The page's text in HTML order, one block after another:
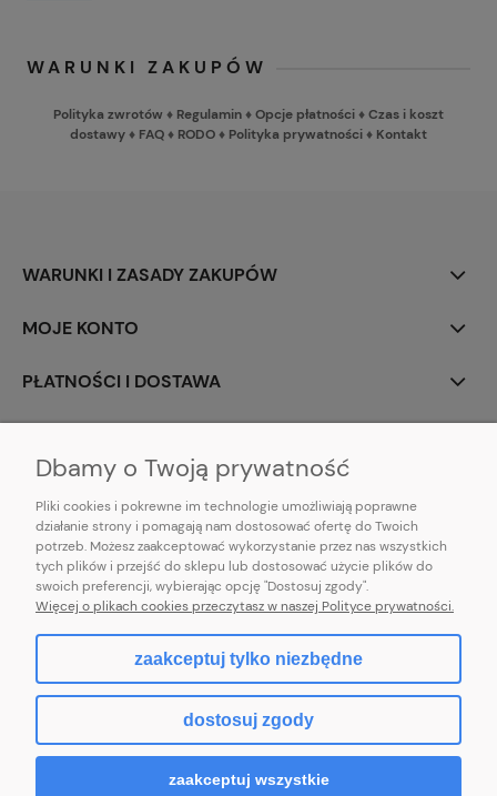
WARUNKI ZAKUPÓW
Polityka zwrotów ♦ Regulamin♦Opcje płatności♦Czas i koszt
dostawy♦ FAQ♦ RODO♦ Polityka prywatności♦ Kontakt
WARUNKI I ZASADY ZAKUPÓW
MOJE KONTO
PŁATNOŚCI I DOSTAWA
E-mail:pl101sukienek@gmail.com
101sukienek.pl
ul. Piotrkowska 317/11, Łódź 93-035, woj. łódzkie
pokaż pełną wersję strony
Sklep internetowy Shoper.pl
Dbamy o Twoją prywatność
Pliki cookies i pokrewne im technologie umożliwiają poprawne
działanie strony i pomagają nam dostosować ofertę do Twoich
potrzeb. Możesz zaakceptować wykorzystanie przez nas wszystkich
tych plików i przejść do sklepu lub dostosować użycie plików do
swoich preferencji, wybierając opcję "Dostosuj zgody".
Więcej o plikach cookies przeczytasz w naszej Polityce prywatności.
zaakceptuj tylko niezbędne
dostosuj zgody
zaakceptuj wszystkie